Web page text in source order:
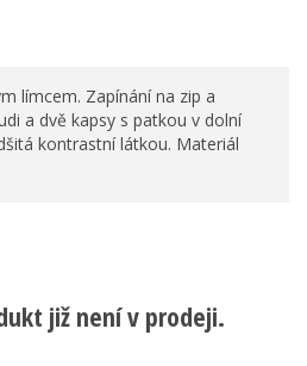
límcem. Zapínání na zip a
a dvě kapsy s patkou v dolní
kontrastní látkou. Materiál
již není v prodeji.